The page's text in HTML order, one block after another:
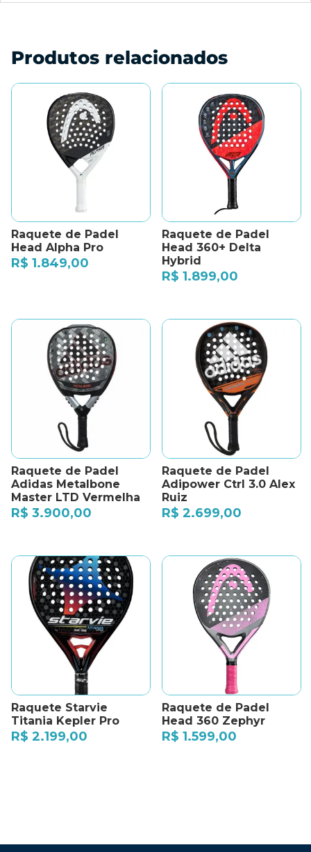
Produtos relacionados
Raquete de Padel
Head Alpha Pro
R$ 1.849,00
Raquete de Padel
Head 360+ Delta
Hybrid
R$ 1.899,00
Raquete de Padel
Adidas Metalbone
Master LTD Vermelha
R$ 3.900,00
Raquete de Padel
Adipower Ctrl 3.0 Alex
Ruiz
R$ 2.699,00
Raquete Starvie
Titania Kepler Pro
R$ 2.199,00
Raquete de Padel
Head 360 Zephyr
R$ 1.599,00